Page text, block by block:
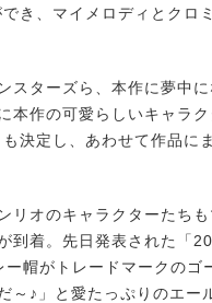
き、マイメロディとクロ
ターズら、本作に夢中に
本作の可愛らしいキャラク
決定し、あわせて作品に
リオのキャラクターたち
到着。先日発表された「
帽がトレードマークのゴ
～♪」と愛たっぷりのエー